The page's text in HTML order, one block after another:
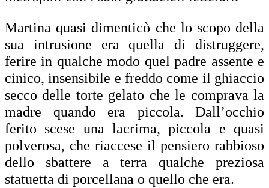
Martina quasi dimenticò che lo scopo della
sua intrusione era quella di distruggere,
ferire in qualche modo quel padre assente e
cinico, insensibile e freddo come il ghiaccio
secco delle torte gelato che le comprava la
madre quando era piccola. Dall’occhio
ferito scese una lacrima, piccola e quasi
polverosa, che riaccese il pensiero rabbioso
dello sbattere a terra qualche preziosa
statuetta di porcellana o quello che era.